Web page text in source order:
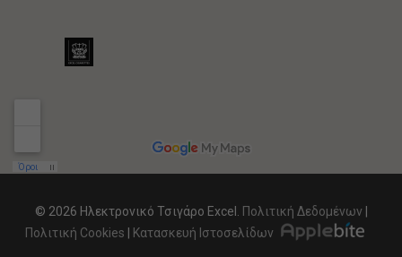
© 2026 Ηλεκτρονικό Τσιγάρο Excel. Πολιτική Δεδομένων|
Πολιτική Cookies | Κατασκευή Ιστοσελίδων